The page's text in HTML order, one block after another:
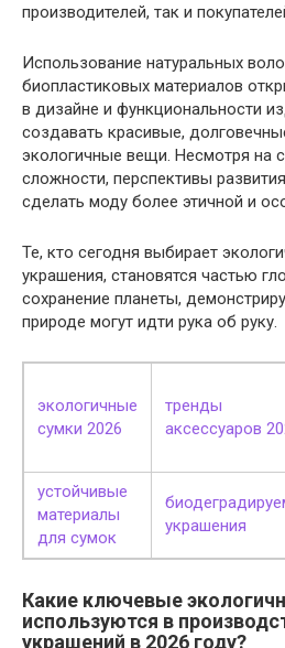
производителей, так и
Использование натуральных
биопластиковых материалов
в дизайне и функциональности
создавать красивые,
экологичные вещи. Несмотря на
сложности, перспективы
сделать моду более этичной и
Те, кто сегодня выбирает
украшения, становятся частью
сохранение планеты,
природе могут идти рука об руку.
экологичные
сумки 2026
тренды
аксессуаров
устойчивые
материалы
для сумок
украшения
Какие ключевые
используются в
украшений в 2026 году?